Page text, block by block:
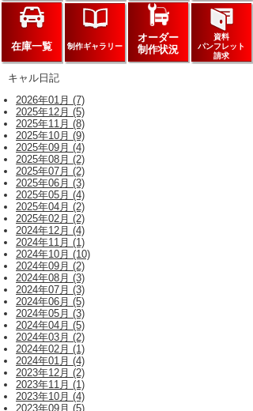
在庫一覧 制作ギャラリー
オーダー
制作状況
資料
パンフレット
請求
キャル日記
2026年01月 (7)
2025年12月 (5)
2025年11月 (8)
2025年10月 (9)
2025年09月 (4)
2025年08月 (2)
2025年07月 (2)
2025年06月 (3)
2025年05月 (4)
2025年04月 (2)
2025年02月 (2)
2024年12月 (4)
2024年11月 (1)
2024年10月 (10)
2024年09月 (2)
2024年08月 (3)
2024年07月 (3)
2024年06月 (5)
2024年05月 (3)
2024年04月 (5)
2024年03月 (2)
2024年02月 (1)
2024年01月 (4)
2023年12月 (2)
2023年11月 (1)
2023年10月 (4)
2023年09月 (5)